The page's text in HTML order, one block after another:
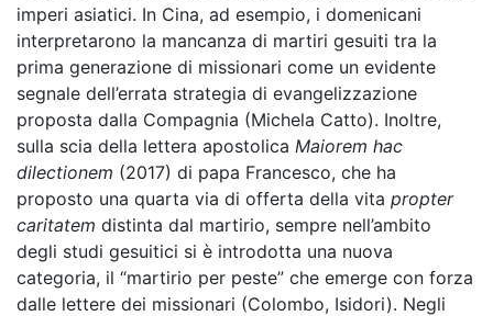
imperi asiatici. In Cina, ad esempio, i domenicani
interpretarono la mancanza di martiri gesuiti tra la
prima generazione di missionari come un evidente
segnale dell’errata strategia di evangelizzazione
proposta dalla Compagnia (Michela Catto). Inoltre,
sulla scia della lettera apostolica Maiorem hac
dilectionem (2017) di papa Francesco, che ha
proposto una quarta via di offerta della vita propter
caritatem distinta dal martirio, sempre nell’ambito
degli studi gesuitici si è introdotta una nuova
categoria, il “martirio per peste” che emerge con forza
dalle lettere dei missionari (Colombo, Isidori). Negli